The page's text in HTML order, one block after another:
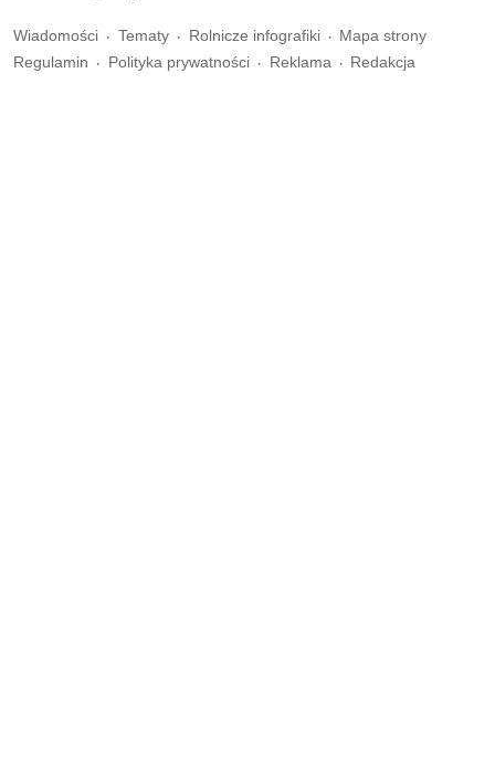
Wiadomości Tematy Rolnicze infografiki
Mapa strony
Regulamin
Polityka prywatności Reklama Redakcja